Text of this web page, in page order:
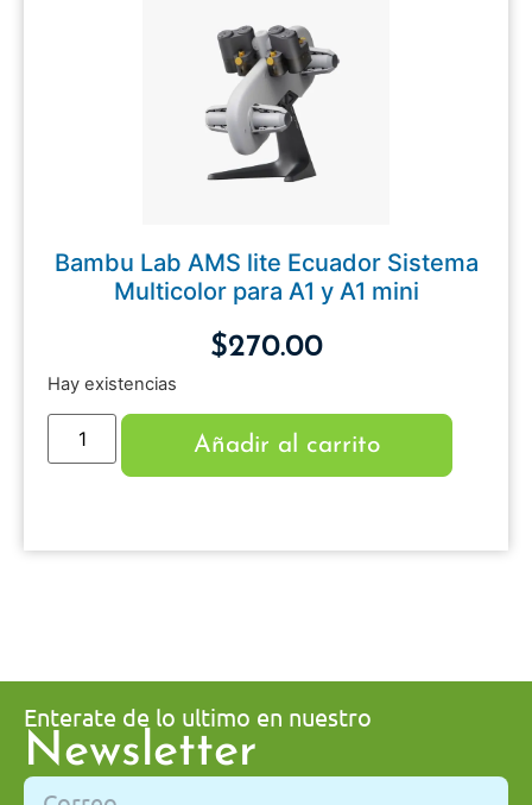
Bambu Lab AMS lite Ecuador Sistema
Multicolor para A1 y A1 mini
$270.00
Hay existencias
Añadir al carrito
Enterate de lo ultimo en nuestro
Newsletter